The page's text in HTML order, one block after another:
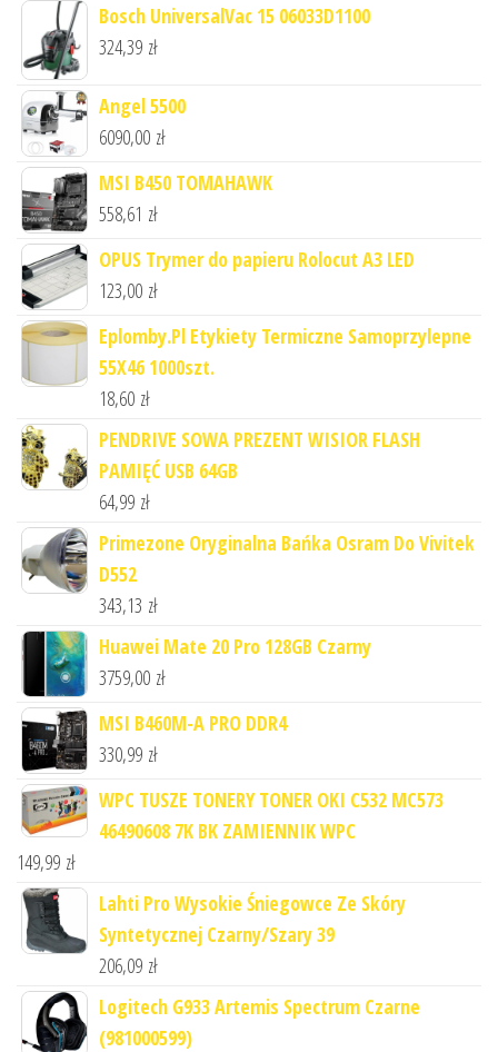
Bosch UniversalVac 15 06033D1100
324,39 zł
Angel 5500
6090,00 zł
MSI B450 TOMAHAWK
558,61 zł
OPUS Trymer do papieru Rolocut A3 LED
123,00 zł
Eplomby.Pl Etykiety Termiczne Samoprzylepne
55X46 1000szt.
18,60 zł
PENDRIVE SOWA PREZENT WISIOR FLASH
PAMIĘĆ USB 64GB
64,99 zł
Primezone Oryginalna Bańka Osram Do Vivitek
D552
343,13 zł
Huawei Mate 20 Pro 128GB Czarny
3759,00 zł
MSI B460M-A PRO DDR4
330,99 zł
WPC TUSZE TONERY TONER OKI C532 MC573
46490608 7K BK ZAMIENNIK WPC
149,99 zł
Lahti Pro Wysokie Śniegowce Ze Skóry
Syntetycznej Czarny/Szary 39
206,09 zł
Logitech G933 Artemis Spectrum Czarne
(981000599)